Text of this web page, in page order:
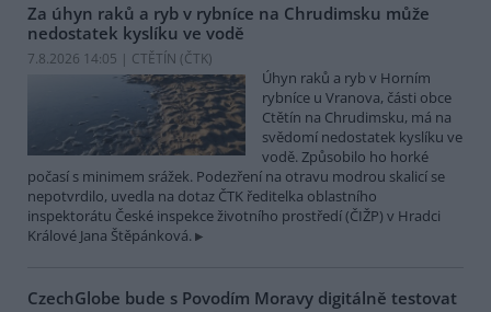
Za úhyn raků a ryb v rybníce na Chrudimsku může
nedostatek kyslíku ve vodě
7.8.2026 14:05 | CTĚTÍN (ČTK)
Úhyn raků a ryb v Horním
rybníce u Vranova, části obce
Ctětín na Chrudimsku, má na
svědomí nedostatek kyslíku ve
vodě. Způsobilo ho horké
počasí s minimem srážek. Podezření na otravu modrou skalicí se
nepotvrdilo, uvedla na dotaz ČTK ředitelka oblastního
inspektorátu České inspekce životního prostředí (ČIŽP) v Hradci
Králové Jana Štěpánková.
CzechGlobe bude s Povodím Moravy digitálně testovat